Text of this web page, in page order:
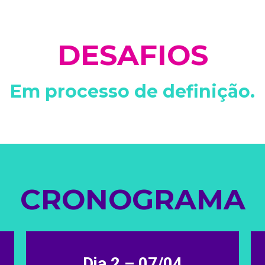
DESAFIOS
Em processo de definição.
CRONOGRAMA